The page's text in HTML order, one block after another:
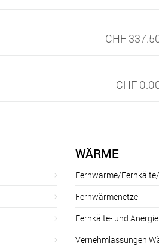
CHF
CHF
WÄRME
Fernwärme/
Fernwärmenetze
Fernkälte- und
Vernehmlassungen